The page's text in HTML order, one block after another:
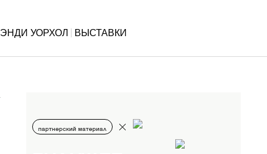
ЭНДИ УОРХОЛ ВЫСТАВКИ
партнерский материал